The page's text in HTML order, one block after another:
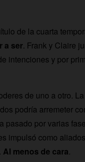
de la cuarta
a ser. Frank y Claire
intenciones y por
de uno a otro.
podría arremeter
pasado por varias
impulsó como
Al menos de cara.